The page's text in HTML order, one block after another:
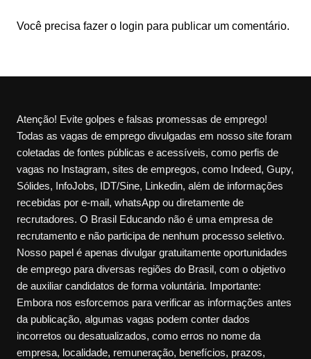
Você precisa fazer o login para publicar um comentário.
Atenção! Evite golpes e falsas promessas de emprego!
Todas as vagas de emprego divulgadas em nosso site foram
coletadas de fontes públicas e acessíveis, como perfis de
vagas no Instagram, sites de empregos, como Indeed, Gupy,
Sólides, InfoJobs, IDT/Sine, Linkedin, além de informações
recebidas por e-mail, whatsApp ou diretamente de
recrutadores. O Brasil Educando não é uma empresa de
recrutamento e não participa de nenhum processo seletivo.
Nosso papel é apenas divulgar gratuitamente oportunidades
de emprego para diversas regiões do Brasil, com o objetivo
de auxiliar candidatos de forma voluntária. Importante:
Embora nos esforcemos para verificar as informações antes
da publicação, algumas vagas podem conter dados
incorretos ou desatualizados, como erros no nome da
empresa, localidade, remuneração, benefícios, prazos,